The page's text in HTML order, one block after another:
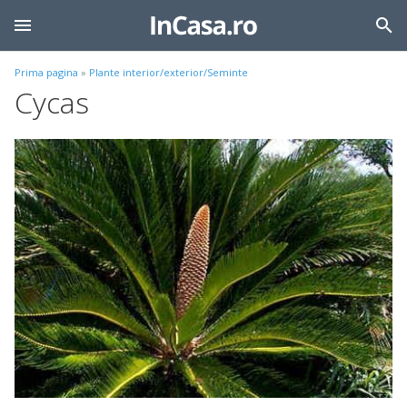
Prima pagina » Plante interior/exterior/Seminte
Cycas